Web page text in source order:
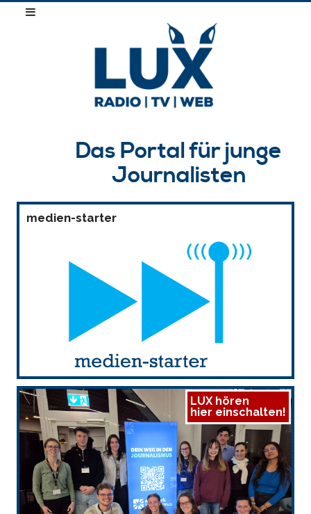
Das Portal für junge
Journalisten
medien-starter
LUX hören
hier einschalten!